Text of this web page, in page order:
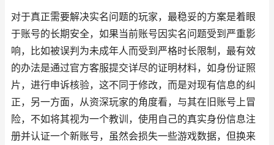
对于真正需要解决实名问题的玩家，最稳妥的方案是着眼
于账号的长期安全，如果当前账号因实名问题受到严重影
响，比如被误判为未成年人而受到严格时长限制，最有效
的办法是通过官方客服提交详尽的证明材料，如身份证照
片，进行申诉核验，这不同于修改，而是对现有信息的纠
正，另一方面，从资深玩家的角度看，与其在旧账号上冒
险，不如将其视为一个教训，使用自己的真实身份信息注
册并认证一个新账号，虽然会损失一些游戏数据，但换来